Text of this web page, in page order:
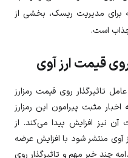
برای مدیریت ریسک، بخشی از
جذاب است.
قیمت ارز آوی
تاثیرگذار روی قیمت رمزارز
مثبت پیرامون این رمزارز
نیز افزایش پیدا می‌کند. از
آوی منتشر شود با افزایش عرضه
چند خبر مهم و تاثیرگذار روی